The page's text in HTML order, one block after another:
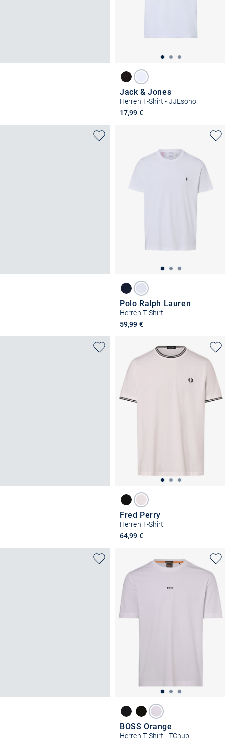
Jack & Jones
Herren T-Shirt - JJEsoho
17,99 €
Polo Ralph Lauren
Herren T-Shirt
59,99 €
Fred Perry
Herren T-Shirt
64,99 €
BOSS Orange
Herren T-Shirt - TChup